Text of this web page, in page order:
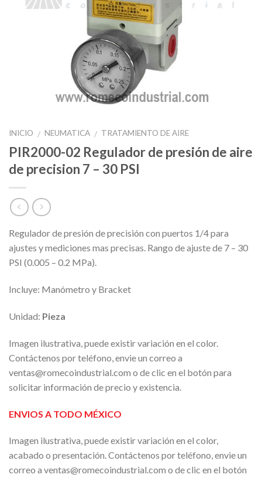
INICIO / NEUMATICA / TRATAMIENTO DE AIRE
PIR2000-02 Regulador de presión de aire
de precision 7 – 30 PSI
Regulador de presión de precisión con puertos 1/4 para
ajustes y mediciones mas precisas. Rango de ajuste de 7 – 30
PSI (0.005 – 0.2 MPa).
Incluye: Manómetro y Bracket
Unidad: Pieza
Imagen ilustrativa, puede existir variación en el color.
Contáctenos por teléfono, envie un correo a
ventas@romecoindustrial.com o de clic en el botón para
solicitar información de precio y existencia.
ENVIOS A TODO MÉXICO
Imagen ilustrativa, puede existir variación en el color,
acabado o presentación. Contáctenos por teléfono, envie un
correo a ventas@romecoindustrial.com o de clic en el botón